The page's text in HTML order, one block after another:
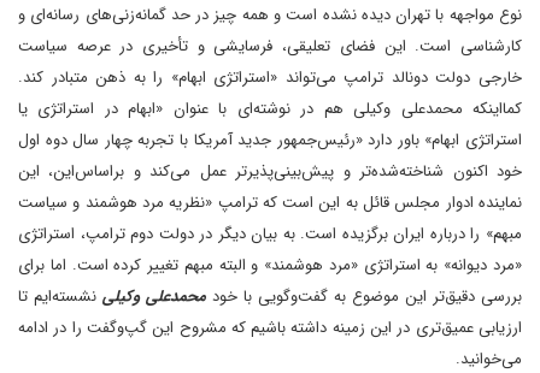
نوع مواجهه با تهران دیده نشده است و همه چیز در حد گمانه‌زنی‌های رسانه‌ای و
کارشناسی است. این فضای تعلیقی، فرسایشی و تأخیری در عرصه سیاست
خارجی دولت دونالد ترامپ می‌تواند «استراتژی ابهام» را به ذهن متبادر کند.
کما‌اینکه محمدعلی وکیلی هم در نوشته‌ای با عنوان «ابهام در استراتژی یا
استراتژی ابهام» باور دارد «رئیس‌جمهور جدید آمریکا با تجربه چهار سال دوه اول
خود اکنون شناخته‌شده‌تر و پیش‌بینی‌پذیرتر عمل می‌کند و براساس‌این، این
نماینده ادوار مجلس قائل به این است که ترامپ «نظریه مرد هوشمند و سیاست
مبهم» را درباره ایران برگزیده است. به بیان دیگر در دولت دوم ترامپ، استراتژی
«مرد دیوانه» به استراتژی «مرد هوشمند» و البته مبهم تغییر کرده است. اما برای
بررسی دقیق‌تر این موضوع به گفت‌وگویی با خود محمدعلی وکیلی نشسته‌ایم تا
ارزیابی عمیق‌تری در این زمینه داشته باشیم که مشروح این گپ‌و‌گفت را در ادامه
می‌خوانید.